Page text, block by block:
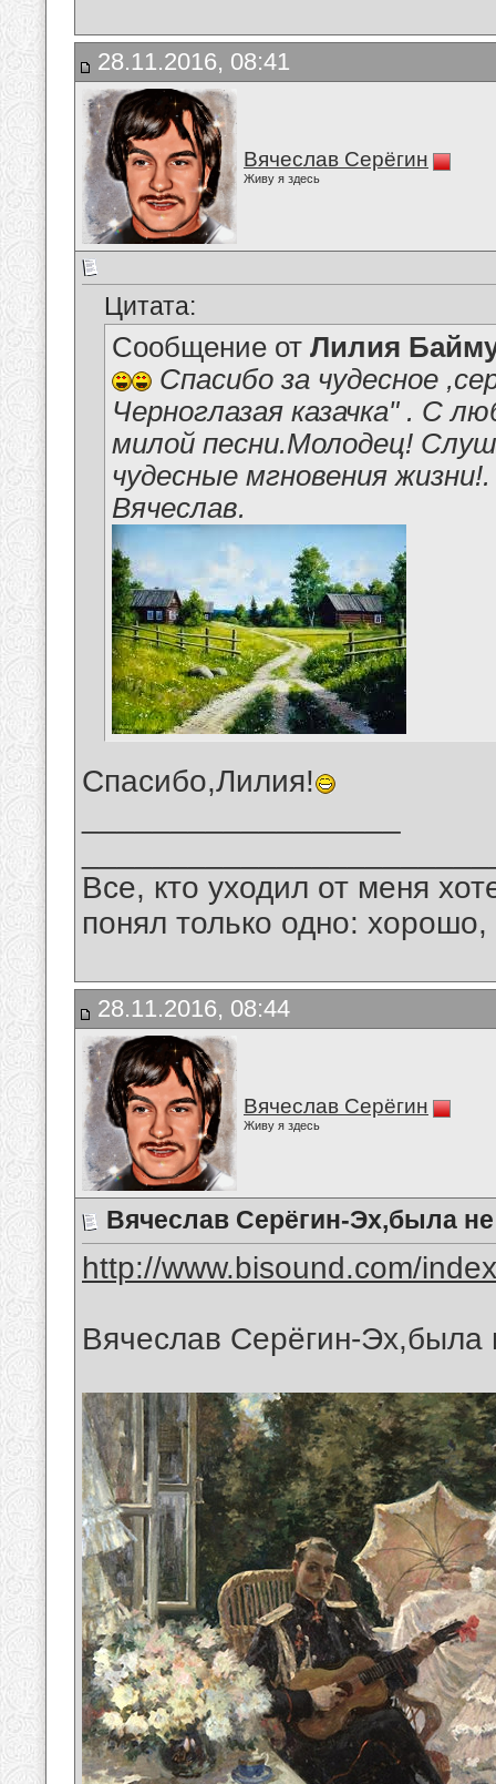
28.11.2016, 08:41
Вячеслав Серёгин
Живу я здесь
Цитата:
Сообщение от Лилия
Спасибо за чудесное
Черноглазая казачка" . С
милой песни.Молодец!
чудесные мгновения
Вячеслав.
Спасибо,Лилия!
Все, кто уходил от меня
понял только одно:
28.11.2016, 08:44
Вячеслав Серёгин
Живу я здесь
Вячеслав Серёгин-Эх,была
http://www.bisound.com/
Вячеслав Серёгин-